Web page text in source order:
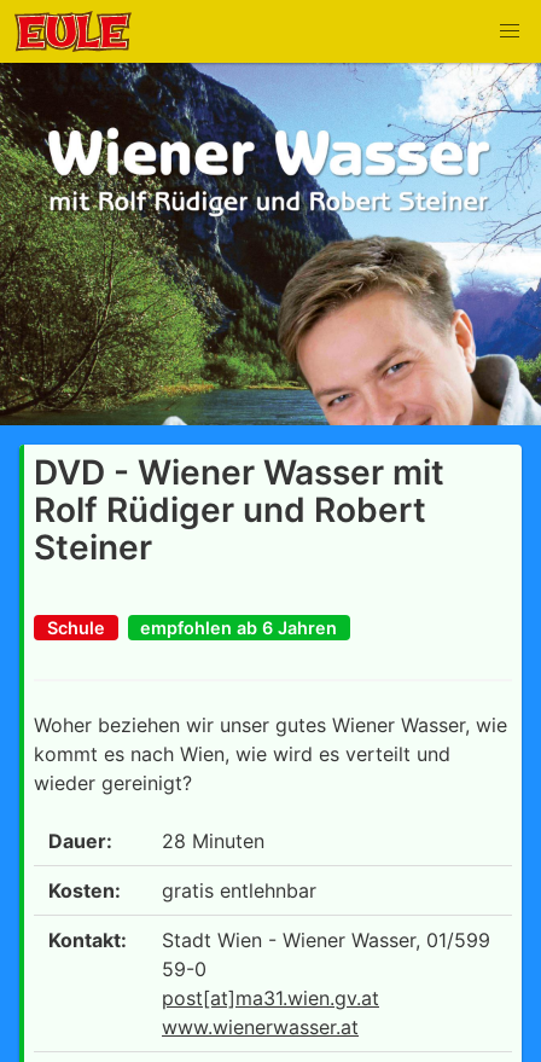
DVD - Wiener Wasser mit
Rolf Rüdiger und Robert
Steiner
Schule empfohlen ab 6 Jahren
Woher beziehen wir unser gutes Wiener Wasser, wie
kommt es nach Wien, wie wird es verteilt und
wieder gereinigt?
Dauer: 28 Minuten
Kosten: gratis entlehnbar
Kontakt:
Stadt Wien - Wiener Wasser, 01/599
59-0
post[at]ma31.wien.gv.at
www.wienerwasser.at